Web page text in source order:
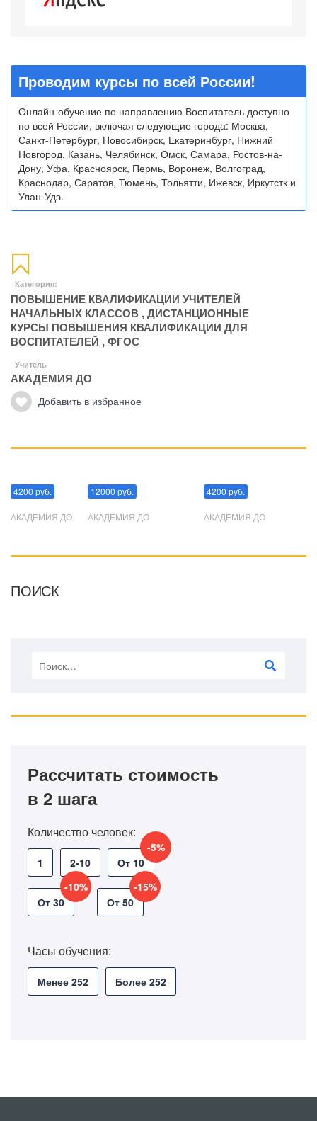
Проводим курсы по всей России!
Онлайн-обучение по направлению Воспитатель доступно
по всей России, включая следующие города: Москва,
Санкт-Петербург, Новосибирск, Екатеринбург, Нижний
Новгород, Казань, Челябинск, Омск, Самара, Ростов-на-
Дону, Уфа, Красноярск, Пермь, Воронеж, Волгоград,
Краснодар, Саратов, Тюмень, Тольятти, Ижевск, Иркутстк и
Улан-Удэ.
Категория:
ПОВЫШЕНИЕ КВАЛИФИКАЦИИ УЧИТЕЛЕЙ
НАЧАЛЬНЫХ КЛАССОВ ,ДИСТАНЦИОННЫЕ
КУРСЫ ПОВЫШЕНИЯ КВАЛИФИКАЦИИ ДЛЯ
ВОСПИТАТЕЛЕЙ ,ФГОС
Учитель
АКАДЕМИЯ ДО
Добавить в избранное
4200 руб.
АКАДЕМИЯ ДО
12000 руб.
АКАДЕМИЯ ДО
4200 руб.
АКАДЕМИЯ ДО
ПОИСК
Рассчитать стоимость
в 2 шага
Количество человек:
1 2-10 От 10
-5%
От 30
-10%
От 50
-15%
Часы обучения:
Менее 252 Более 252